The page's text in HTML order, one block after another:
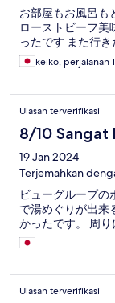
お部屋もお風呂も
ローストビーフ
ったです また行
keiko, perjalanan
Ulasan terverifikasi
8/10 Sangat
19 Jan 2024
Terjemahkan
ビューグループの
で湯めぐりが出来
かったです。 周り
Ulasan terverifikasi